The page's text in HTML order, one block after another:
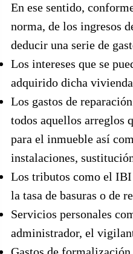
En ese sentido,
norma, de los ingresos
deducir una serie de
Los intereses que se
adquirido dicha
Los gastos de
todos aquellos arreglos
para el inmueble así
instalaciones,
Los tributos como el
la tasa de basuras o de
Servicios personales
administrador, el